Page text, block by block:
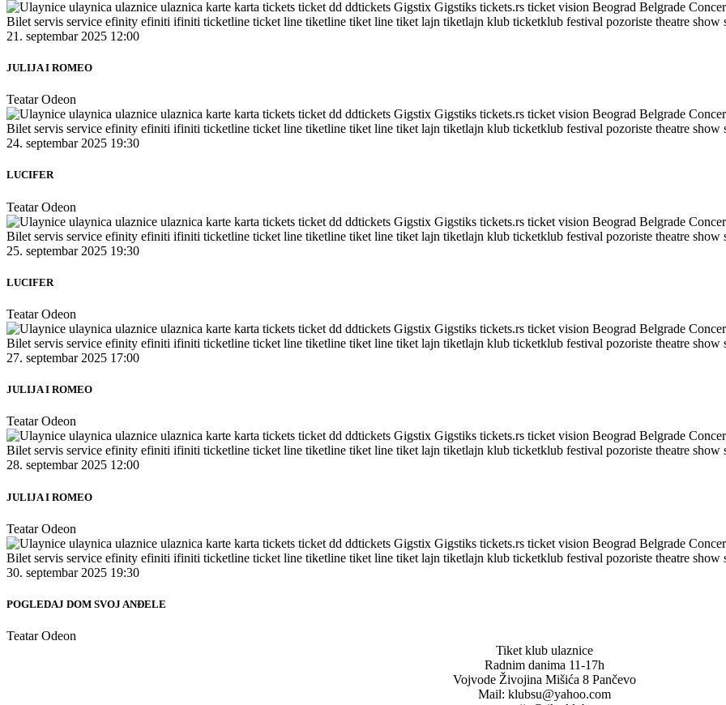
21. septembar 2025 12:00
JULIJA I ROMEO
Teatar Odeon
24. septembar 2025 19:30
LUCIFER
Teatar Odeon
25. septembar 2025 19:30
LUCIFER
Teatar Odeon
27. septembar 2025 17:00
JULIJA I ROMEO
Teatar Odeon
28. septembar 2025 12:00
JULIJA I ROMEO
Teatar Odeon
30. septembar 2025 19:30
POGLEDAJ DOM SVOJ ANĐELE
Teatar Odeon
Tiket klub ulaznice
Radnim danima 11-17h
Vojvode Živojina Mišića 8 Pančevo
Mail: klubsu@yahoo.com